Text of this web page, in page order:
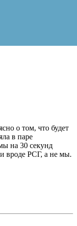
о том, что будет
в паре
на 30 секунд
вроде РСГ, а не мы.